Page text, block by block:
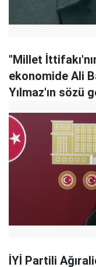
"Millet
ekonomide Ali
Yılmaz'ın sözü
İYİ Partili